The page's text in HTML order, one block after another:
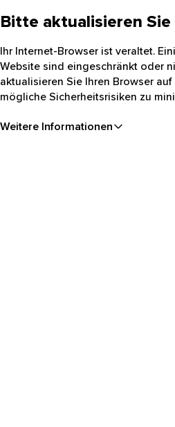
Bitte aktualisieren
Ihr Internet-Browser ist veraltet.
Website sind eingeschränkt oder
aktualisieren Sie Ihren Browser
mögliche Sicherheitsrisiken zu
Weitere Informationen